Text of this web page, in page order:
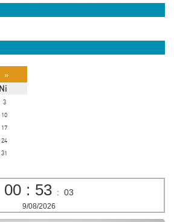
»
Ni
3
10
17
24
31
00 : 53 : 05
9/08/2026